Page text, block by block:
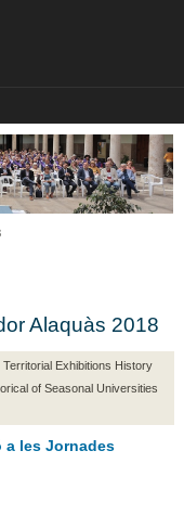
Alaquàs 2018
Territorial Exhibitions History
of Seasonal Universities
a les Jornades